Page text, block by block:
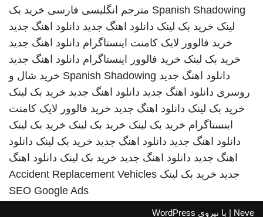
Spanish Shadowing مترجم انگلیسی فارسی خرید بک
لینک خرید بک لینک دانلود اهنگ جدید دانلود اهنگ جدید
خرید فالوور لایک کامنت اینستاگرام دانلود اهنگ جدید
خرید بک لینک خرید فالوور اینستاگرام دانلود اهنگ جدید
دانلود اهنگ جدید Spanish Shadowing خرید شال و
روسری دانلود اهنگ جدید دانلود اهنگ جدید خرید بک لینک
خرید بک لینک دانلود اهنگ جدید خرید فالوور لایک کامنت
اینستاگرام خرید بک لینک خرید بک لینک خرید بک لینک
دانلود اهنگ جدید دانلود اهنگ جدید خرید بک لینک دانلود
اهنگ جدید دانلود اهنگ جدید خرید بک لینک دانلود اهنگ
جدید خرید بک لینک Accident Replacement Vehicles
SEO Google Ads
Neve | با نیروی WordPress